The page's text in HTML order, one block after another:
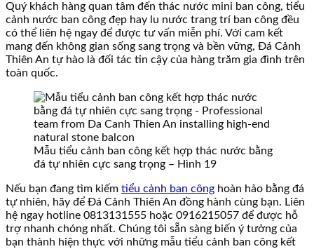
Quý khách hàng quan tâm đến thác nước mini ban công, tiểu
cảnh nước ban công đẹp hay lu nước trang trí ban công đều
có thể liên hệ ngay để được tư vấn miễn phí. Với cam kết
mang đến không gian sống sang trọng và bền vững, Đá Cảnh
Thiên An tự hào là đối tác tin cậy của hàng trăm gia đình trên
toàn quốc.
Mẫu tiểu cảnh ban công kết hợp thác nước bằng
đá tự nhiên cực sang trọng – Hình 19
Nếu bạn đang tìm kiếm tiểu cảnh ban công hoàn hảo bằng đá
tự nhiên, hãy để Đá Cảnh Thiên An đồng hành cùng bạn. Liên
hệ ngay hotline 0813131555 hoặc 0916215057 để được hỗ
trợ nhanh chóng nhất. Chúng tôi sẵn sàng biến ý tưởng của
bạn thành hiện thực với những mẫu tiểu cảnh ban công kết